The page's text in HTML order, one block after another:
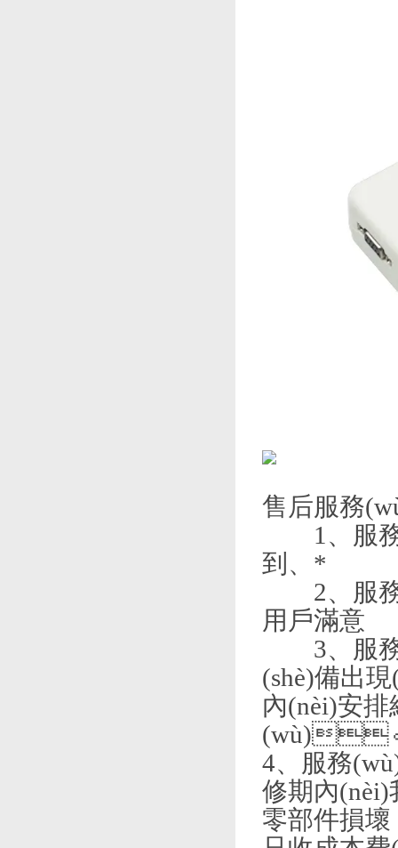
售后服務
1、服務
到、*
2、
用戶滿意
3、
(shè)備出現
內(nèi)安
(wù)
4、服務
修期內
零部件損壞